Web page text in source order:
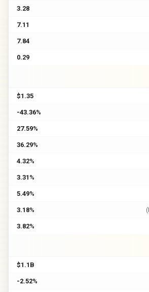
3.28
7.11
7.84
0.29
$1.35
-43.36%
27.59%
36.29%
4.32%
3.31%
5.49%
3.18%
3.82%
$1.1B
-2.52%